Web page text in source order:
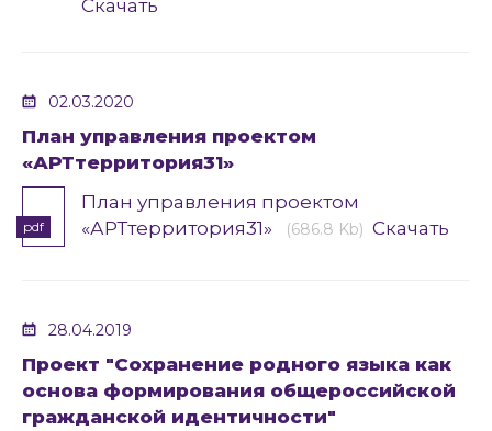
Скачать
02.03.2020
План управления проектом
«АРТтерритория31»
pdf
План управления проектом
«АРТтерритория31»
(686.8 Kb) Скачать
28.04.2019
Проект "Сохранение родного языка как
основа формирования общероссийской
гражданской идентичности"